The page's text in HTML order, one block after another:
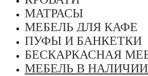
МАТРАСЫ
МЕБЕЛЬ ДЛЯ КАФЕ
ПУФЫ И БАНКЕТКИ
БЕСКАРКАСНАЯ
МЕБЕЛЬ В НАЛИЧИИ